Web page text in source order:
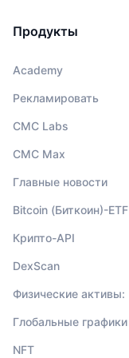
Продукты
Academy
Рекламировать
CMC Labs
CMC Max
Главные новости
Bitcoin (Биткоин)-ETF
Крипто-API
DexScan
Физические активы:
Глобальные графики
NFT